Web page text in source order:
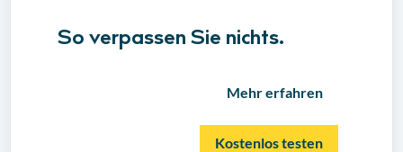
So verpassen Sie nichts.
Mehr erfahren
Kostenlos testen